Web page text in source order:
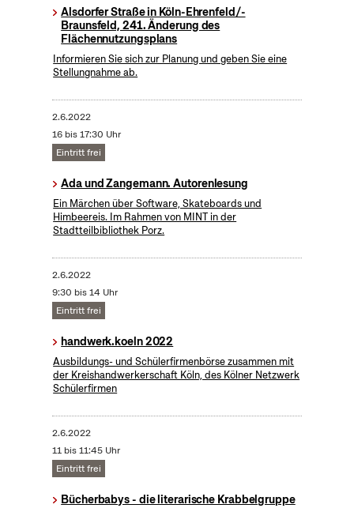
Alsdorfer Straße in Köln-Ehrenfeld/-
Braunsfeld, 241. Änderung des
Flächennutzungsplans
Informieren Sie sich zur Planung und geben Sie eine
Stellungnahme ab.
2.6.2022
16 bis 17:30 Uhr
Eintritt frei
Ada und Zangemann. Autorenlesung
Ein Märchen über Software, Skateboards und
Himbeereis. Im Rahmen von MINT in der
Stadtteilbibliothek Porz.
2.6.2022
9:30 bis 14 Uhr
Eintritt frei
handwerk.koeln 2022
Ausbildungs- und Schülerfirmenbörse zusammen mit
der Kreishandwerkerschaft Köln, des Kölner Netzwerk
Schülerfirmen
2.6.2022
11 bis 11:45 Uhr
Eintritt frei
Bücherbabys - die literarische Krabbelgruppe